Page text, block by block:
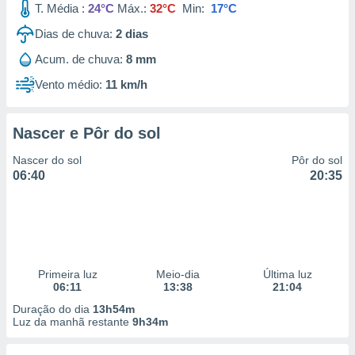
utilizar
criar
medir
da
de dados
e melhorar
dados
T. Média : 24°C Máx.: 32°C Min: 17°C
Dias de chuva: 2 dias
Acum. de chuva: 8 mm
Vento médio: 11 km/h
Nascer e Pôr do sol
Nascer do sol
06:40
Pôr do sol
20:35
Primeira luz
06:11
Meio-dia
13:38
Última luz
21:04
Duração do dia 13h54m
Luz da manhã restante 9h34m